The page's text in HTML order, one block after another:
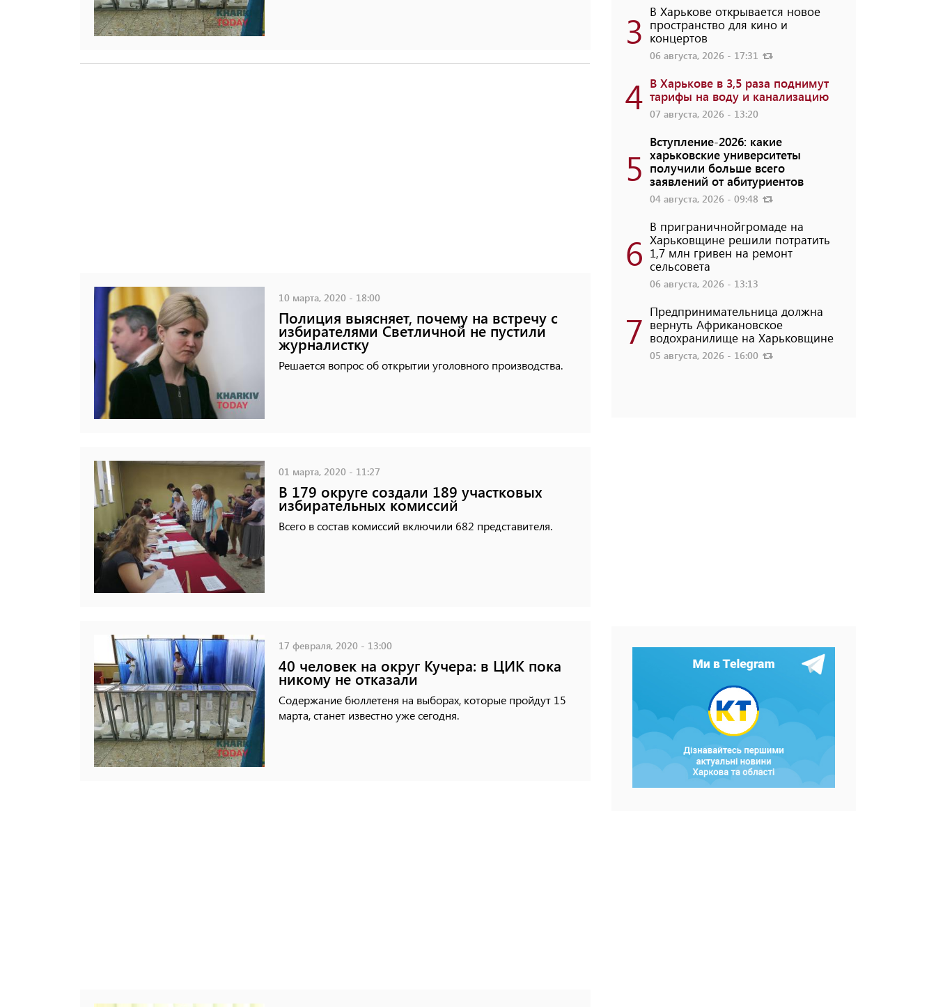
10 марта, 2020 - 18:00
Полиция выясняет, почему на встречу с
избирателями Светличной не пустили
журналистку
Решается вопрос об открытии уголовного производства.
01 марта, 2020 - 11:27
В 179 округе создали 189 участковых
избирательных комиссий
Всего в состав комиссий включили 682 представителя.
17 февраля, 2020 - 13:00
40 человек на округ Кучера: в ЦИК пока
никому не отказали
Содержание бюллетеня на выборах, которые пройдут 15
марта, станет известно уже сегодня.
3 В Харькове открывается новое
пространство для кино и
концертов
06 августа, 2026 - 17:31
4 В Харькове в 3,5 раза поднимут
тарифы на воду и канализацию
07 августа, 2026 - 13:20
5
Вступление-2026: какие
харьковские университеты
получили больше всего
заявлений от абитуриентов
04 августа, 2026 - 09:48
6
В приграничнойгромаде на
Харьковщине решили потратить
1,7 млн ​​гривен на ремонт
сельсовета
06 августа, 2026 - 13:13
7 Предпринимательница должна
вернуть Африкановское
водохранилище на Харьковщине
05 августа, 2026 - 16:00